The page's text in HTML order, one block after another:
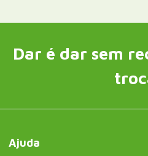
Dar é dar sem
Ajuda